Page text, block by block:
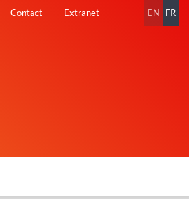
Contact Extranet EN FR